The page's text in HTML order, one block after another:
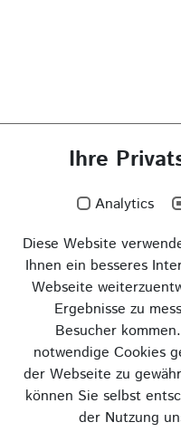
Ihre
Analytics
Diese Website
Ihnen ein besseres
Webseite
Ergebnisse zu
Besucher
notwendige Cookies
der Webseite zu
können Sie selbst
der Nutzung